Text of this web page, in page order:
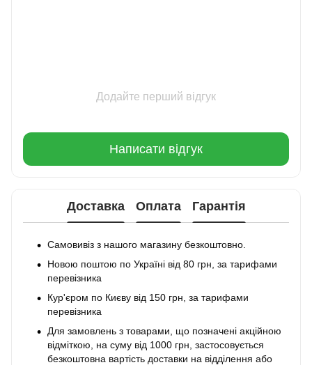
Додайте перший відгук
Написати відгук
Доставка Оплата Гарантія
Самовивіз з нашого магазину безкоштовно.
Новою поштою по Україні від 80 грн, за тарифами
перевізника
Кур'єром по Києву від 150 грн, за тарифами
перевізника
Для замовлень з товарами, що позначені акційною
відміткою, на суму від 1000 грн, застосовується
безкоштовна вартість доставки на відділення або